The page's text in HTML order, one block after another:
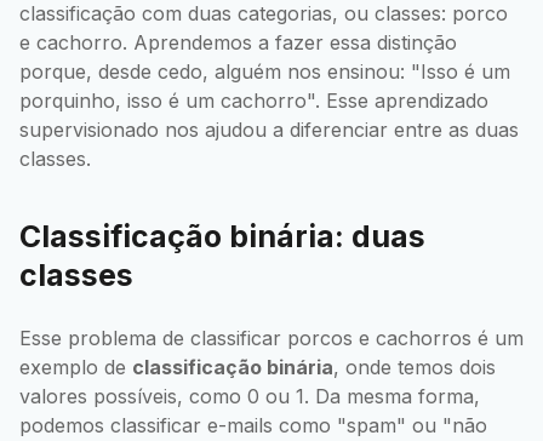
classificação com duas categorias, ou classes: porco
e cachorro. Aprendemos a fazer essa distinção
porque, desde cedo, alguém nos ensinou: "Isso é um
porquinho, isso é um cachorro". Esse aprendizado
supervisionado nos ajudou a diferenciar entre as duas
classes.
Classificação binária: duas
classes
Esse problema de classificar porcos e cachorros é um
exemplo de classificação binária, onde temos dois
valores possíveis, como 0 ou 1. Da mesma forma,
podemos classificar e-mails como "spam" ou "não